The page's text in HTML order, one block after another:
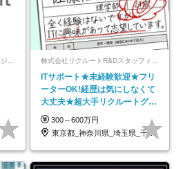
ITサポート★未経験歓迎★フリ
ーターOK!経歴は気にしなくて
大丈夫★超大手リクルートグル
ープの正社員/sg
300～600万円
東京都_神奈川県_埼玉県_千葉県_大阪府…